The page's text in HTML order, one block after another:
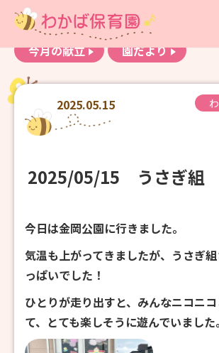
お知らせ
わかばアルバム
今月の献立
園だより
2025.05.15
2025/05/15 うさぎ組
今日は金岡公園に行きました。
気温も上がってきましたが、うさぎ
っぱいでした！
ひとりが走り出すと、みんなニコニ
て、とても楽しそうに遊んでいました。